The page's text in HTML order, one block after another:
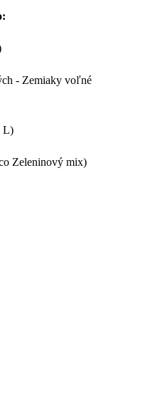
- Zemiaky voľné
L)
Zeleninový mix)